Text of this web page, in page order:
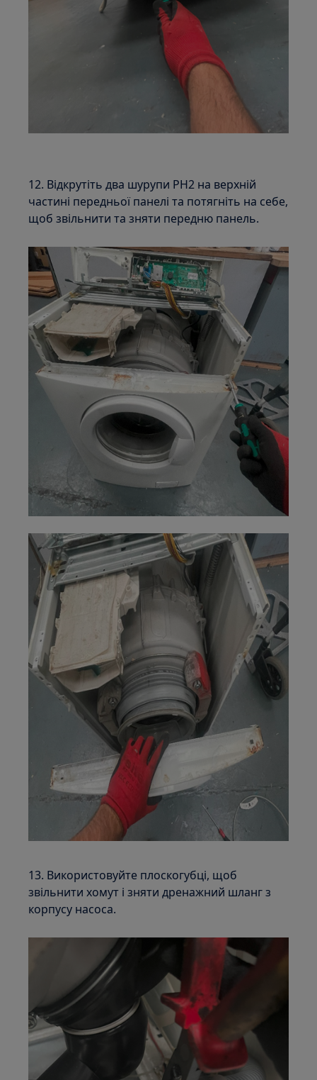
12. Відкрутіть два шурупи PH2 на верхній
частині передньої панелі та потягніть на себе,
щоб звільнити та зняти передню панель.
13. Використовуйте плоскогубці, щоб
звільнити хомут і зняти дренажний шланг з
корпусу насоса.